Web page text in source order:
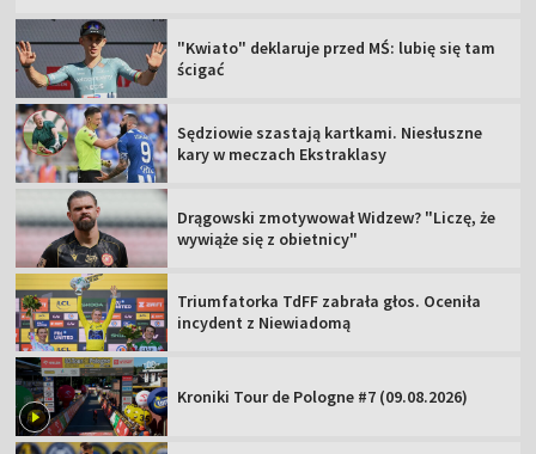
"Kwiato" deklaruje przed MŚ: lubię się tam
ścigać
Sędziowie szastają kartkami. Niesłuszne
kary w meczach Ekstraklasy
Drągowski zmotywował Widzew? "Liczę, że
wywiąże się z obietnicy"
Triumfatorka TdFF zabrała głos. Oceniła
incydent z Niewiadomą
Kroniki Tour de Pologne #7 (09.08.2026)